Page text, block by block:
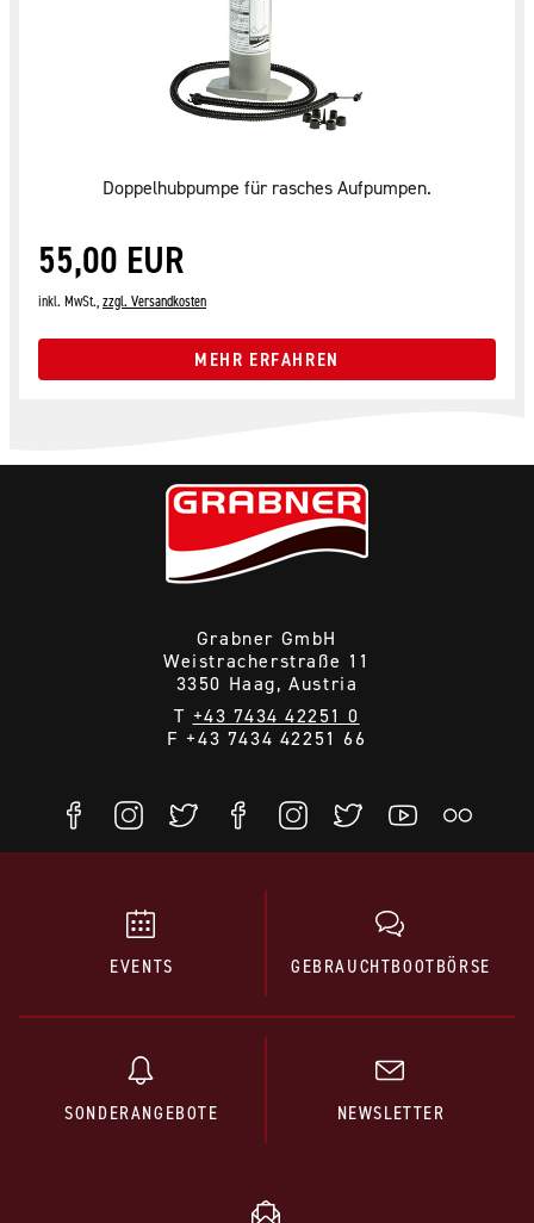
Doppelhubpumpe für rasches Aufpumpen.
55,00 EUR
inkl. MwSt.,zzgl. Versandkosten
MEHR ERFAHREN
Grabner GmbH
Weistracherstraße 11
3350 Haag, Austria
T +43 7434 42251 0
F +43 7434 42251 66
EVENTS GEBRAUCHTBOOTBÖRSE
SONDERANGEBOTE NEWSLETTER